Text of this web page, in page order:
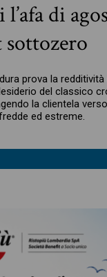
l’afa di
sottozero
prova la redditività
del classico
la clientela
ed estreme.